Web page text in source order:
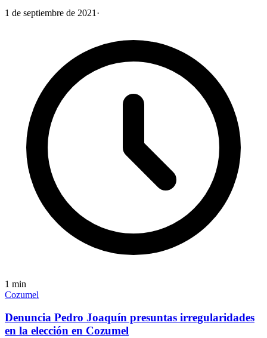
1 de septiembre de 2021 ·
1 min
Cozumel
Denuncia Pedro Joaquín presuntas irregularidades
en la elección en Cozumel